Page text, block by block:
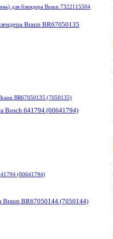
для блендера Braun 7322115504
BR67050135 (7050135)
(00641794)